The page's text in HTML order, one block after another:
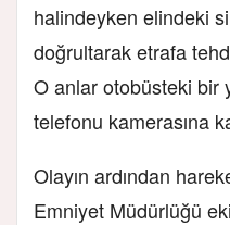
halindeyken elindeki
doğrultarak etrafa
O anlar otobüsteki bir
telefonu kamerasına
Olayın ardından
Emniyet Müdürlüğü